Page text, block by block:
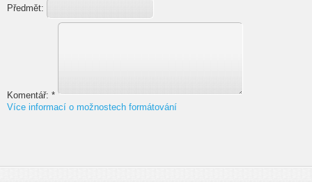
Předmět:
Komentář: *
Více informací o možnostech formátování